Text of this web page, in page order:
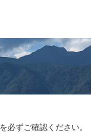
を必ずご確認ください。